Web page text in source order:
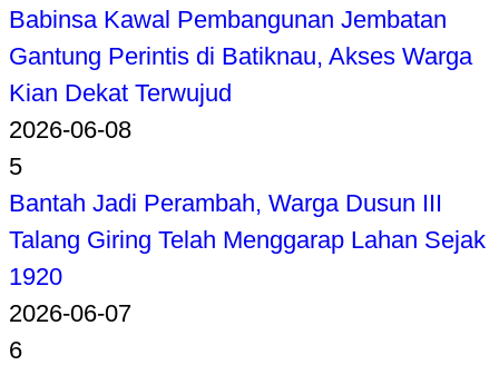
Babinsa Kawal Pembangunan Jembatan
Gantung Perintis di Batiknau, Akses Warga
Kian Dekat Terwujud
2026-06-08
5
Bantah Jadi Perambah, Warga Dusun III
Talang Giring Telah Menggarap Lahan Sejak
1920
2026-06-07
6